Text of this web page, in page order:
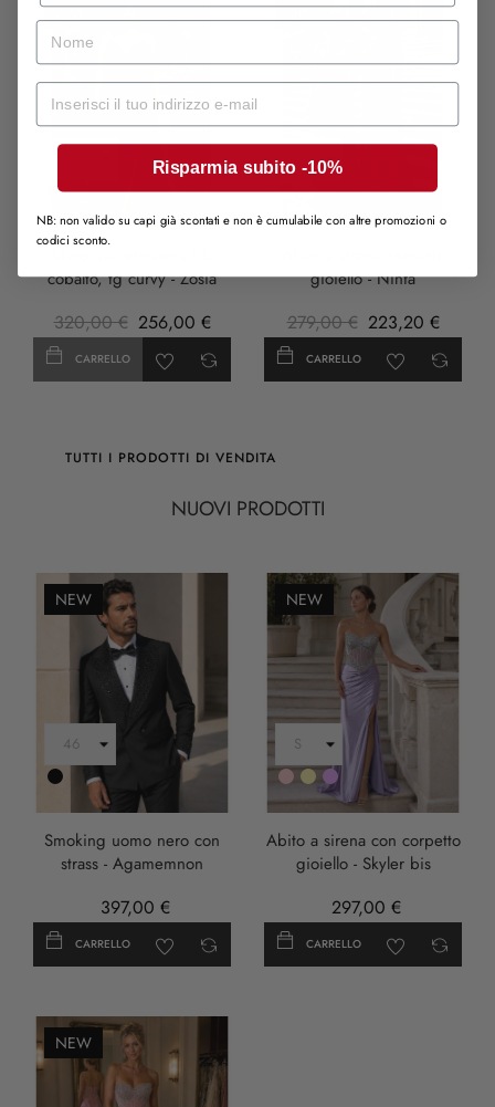
-20%
Cobalto
cobalto, tg curvy - Zosia
320,00 € 256,00 €
CARRELLO
-20%
Turchese
rosa
anticha
gioiello - Ninfa
279,00 € 223,20 €
CARRELLO
TUTTI I PRODOTTI DI VENDITA
NUOVI PRODOTTI
NEW
Nero
Smoking uomo nero con
strass - Agamemnon
397,00 €
CARRELLO
NEW
RosaOroLILLA
Abito a sirena con corpetto
gioiello - Skyler bis
297,00 €
CARRELLO
NEW
nome
Mail
Risparmia subito -10%
NB: non valido su capi già scontati e non è cumulabile con altre promozioni o
codici sconto.